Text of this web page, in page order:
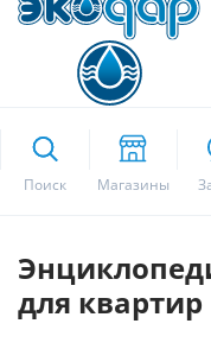
Поиск
для квартир